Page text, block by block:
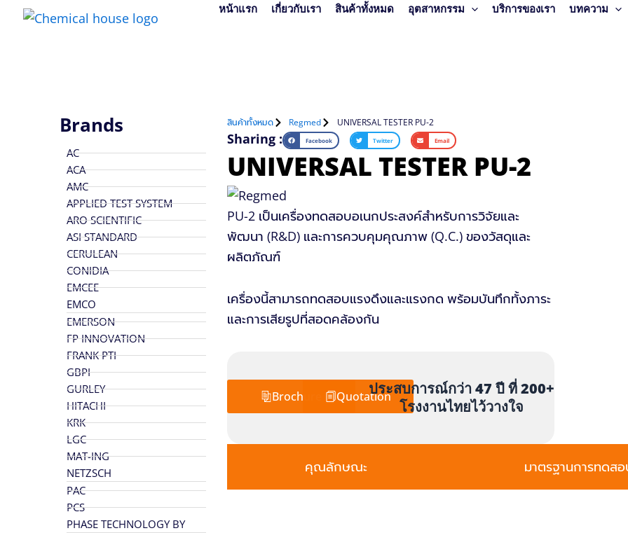
Skip
หน้าแรก เกี่ยวกับเรา สินค้าทั้งหมด อุตสาหกรรม บริการของเรา บทความ
Brands
AC
ACA
AMC
APPLIED TEST SYSTEM
ARO SCIENTIFIC
ASI STANDARD
CERULEAN
CONIDIA
EMCEE
EMCO
EMERSON
FP INNOVATION
FRANK PTI
GBPI
GURLEY
HITACHI
KRK
LGC
MAT-ING
NETZSCH
PAC
PCS
PHASE TECHNOLOGY BY
สินค้าทั้งหมด Regmed UNIVERSAL TESTER PU-2
Sharing : Facebook Twitter Email
UNIVERSAL TESTER PU-2
PU-2 เป็นเครื่องทดสอบอเนกประสงค์สำหรับการวิจัยและ
พัฒนา (R&D) และการควบคุมคุณภาพ (Q.C.) ของวัสดุและ
ผลิตภัณฑ์
เครื่องนี้สามารถทดสอบแรงดึงและแรงกด พร้อมบันทึกทั้งภาระ
และการเสียรูปที่สอดคล้องกัน
Brochure Quotationประสบการณ์กว่า 47 ปี ที่ 200+
โรงงานไทยไว้วางใจ
คุณลักษณะ มาตรฐานการทดส